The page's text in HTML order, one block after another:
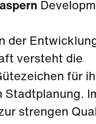
aspern
der
versteht die
für
strengen